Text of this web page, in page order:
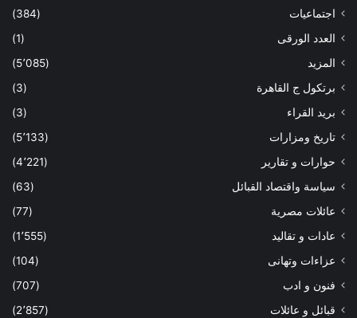
اجتماعيات
(384)
العدد الورقى
(1)
المزيد
(5٬085)
برتكول ج القاهرة
(3)
بريد القراء
(3)
تاريخ ومزارات
(5٬133)
حوارات و تقارير
(4٬221)
سياسة واقتصاد القبائل
(63)
عائلات مصرية
(77)
عادات و تقاليد
(1٬555)
عزاءات وتهانى
(104)
فنون و ادب
(707)
قبائل و عائلات
(2٬857)